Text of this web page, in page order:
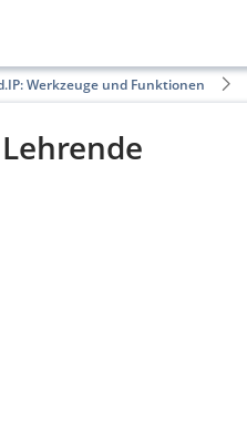
Werkzeuge und Funktionen